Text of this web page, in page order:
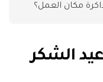
الشكر